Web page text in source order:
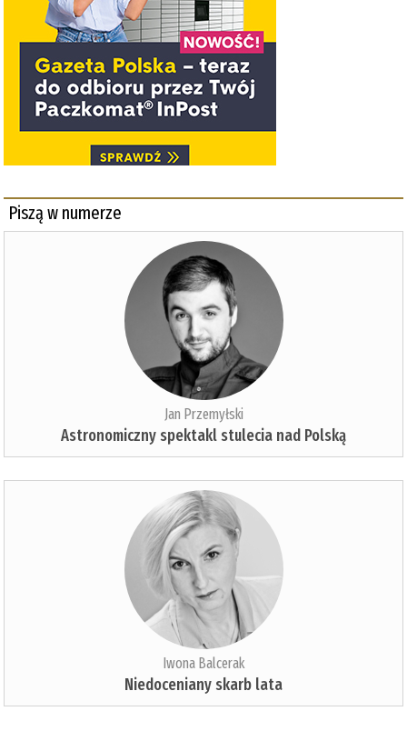
Piszą w numerze
Jan Przemyłski
Astronomiczny spektakl stulecia nad Polską
Iwona Balcerak
Niedoceniany skarb lata